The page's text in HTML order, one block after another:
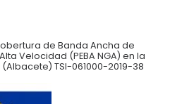
de Banda Ancha de
Velocidad (PEBA NGA) en la
TSI-061000-2019-38